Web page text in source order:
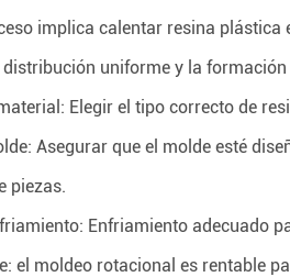
implica calentar resina
uniforme y la
Elegir el tipo correcto de
Asegurar que el molde esté
piezas.
Enfriamiento adecuado
el moldeo rotacional es rentable